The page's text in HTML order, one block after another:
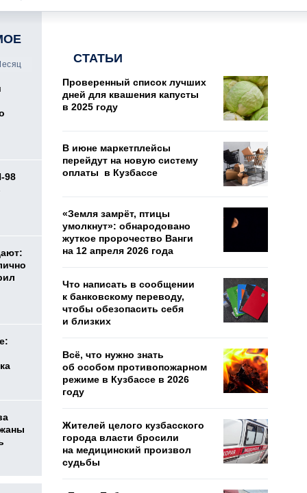
98
СТАТЬИ
Проверенный список лучших
дней для квашения капусты
в 2025 году
В июне маркетплейсы
перейдут на новую систему
оплаты в Кузбассе
«Земля замрёт, птицы
умолкнут»: обнародовано
жуткое пророчество Ванги
на 12 апреля 2026 года
Что написать в сообщении
к банковскому переводу,
чтобы обезопасить себя
и близких
Всё, что нужно знать
об особом противопожарном
режиме в Кузбассе в 2026
году
Жителей целого кузбасского
города власти бросили
на медицинский произвол
судьбы